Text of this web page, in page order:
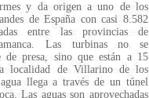
y da origen a uno de los
de España con casi 8.582
entre las provincias de
Las turbinas no se
de presa, sino que están a 15
localidad de Villarino de los
llega a través de un túnel
Las aguas son aprovechadas